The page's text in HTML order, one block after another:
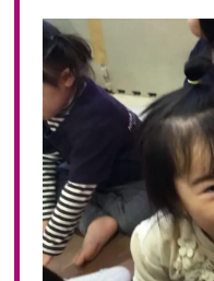
2019年 05月(19)
2019年 04月(5)
2019年 03月(11)
2019年 02月(12)
2019年 01月(15)
2018
2018年 12月(12)
2018年 11月(18)
2018年 10月(17)